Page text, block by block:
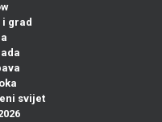
i grad
svijet